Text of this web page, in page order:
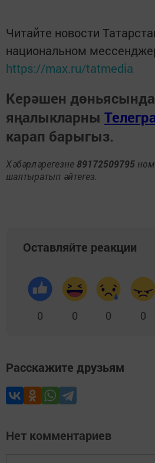
Читайте новости
национальном
https://max.ru/tatmedia
Керәшен
яңалыкларны
карап барыгыз.
Хәбәрләрегезне 89172509795
шалтыратып әйтегез.
Оставляйте реакции
0 0 0 0
Расскажите друзьям
Нет комментариев